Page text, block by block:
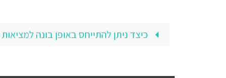
כיצד ניתן להתייחס באופן בונה